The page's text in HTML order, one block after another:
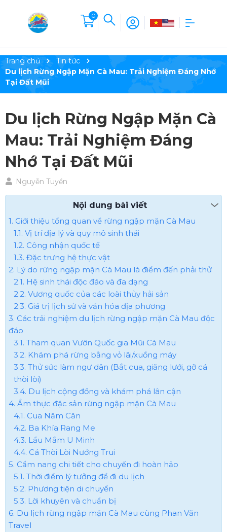
0
Trang chủ
Tin tức
Du lịch Rừng Ngập Mặn Cà Mau: Trải Nghiệm Đáng Nhớ
Tại Đất Mũi
Du lịch Rừng Ngập Mặn Cà
Mau: Trải Nghiệm Đáng
Nhớ Tại Đất Mũi
Nguyễn Tuyền
Nội dung bài viết
1. Giới thiệu tổng quan về rừng ngập mặn Cà Mau
1.1. Vị trí địa lý và quy mô sinh thái
1.2. Công nhận quốc tế
1.3. Đặc trưng hệ thực vật
2. Lý do rừng ngập mặn Cà Mau là điểm đến phải thử
2.1. Hệ sinh thái độc đáo và đa dạng
2.2. Vương quốc của các loài thủy hải sản
2.3. Giá trị lịch sử và văn hóa địa phương
3. Các trải nghiệm du lịch rừng ngập mặn Cà Mau độc
đáo
3.1. Tham quan Vườn Quốc gia Mũi Cà Mau
3.2. Khám phá rừng bằng vỏ lãi/xuồng máy
3.3. Thử sức làm ngư dân (Bắt cua, giăng lưới, gỡ cá
thòi lòi)
3.4. Du lịch cộng đồng và khám phá lân cận
4. Ẩm thực đặc sản rừng ngập mặn Cà Mau
4.1. Cua Năm Căn
4.2. Ba Khía Rang Me
4.3. Lẩu Mắm U Minh
4.4. Cá Thòi Lòi Nướng Trui
5. Cẩm nang chi tiết cho chuyến đi hoàn hảo
5.1. Thời điểm lý tưởng để đi du lịch
5.2. Phương tiện di chuyển
5.3. Lời khuyên và chuẩn bị
6. Du lịch rừng ngập mặn Cà Mau​ cùng Phan Văn
Travel